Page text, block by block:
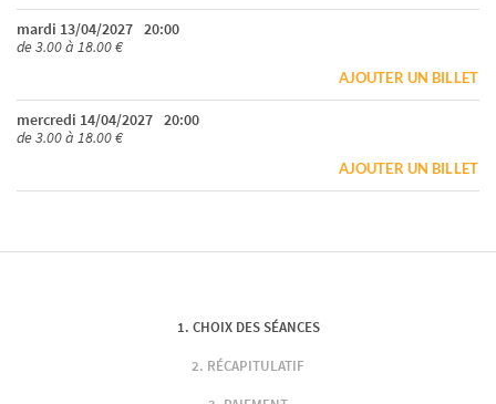
mardi 13/04/2027 20:00
de 3.00 à 18.00 €
AJOUTER UN BILLET
mercredi 14/04/2027 20:00
de 3.00 à 18.00 €
AJOUTER UN BILLET
CHOIX DES SÉANCES
RÉCAPITULATIF